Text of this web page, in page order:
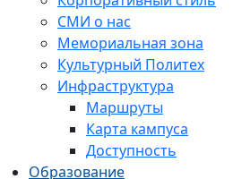
СМИ о нас
Мемориальная зона
Культурный Политех
Инфраструктура
Маршруты
Карта кампуса
Доступность
Образование